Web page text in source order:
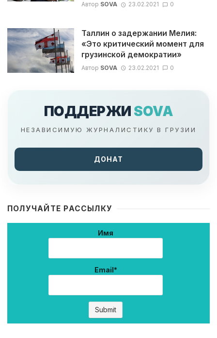
Автор SOVA 23.02.2021 0
Таллин о задержании Мелия:
«Это критический момент для
грузинской демократии»
Автор SOVA 23.02.2021 0
ПОДДЕРЖИ SOVA
НЕЗАВИСИМУЮ ЖУРНАЛИСТИКУ В ГРУЗИИ
ДОНАТ
ПОЛУЧАЙТЕ РАССЫЛКУ
Имя
Email*